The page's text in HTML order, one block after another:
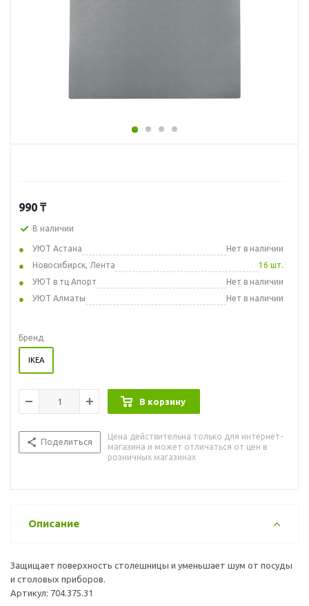
990 ₸
В наличии
УЮТ Астана
Нет в наличии
Новосибирск, Лента
16 шт.
УЮТ в тц Апорт
Нет в наличии
УЮТ Алматы
Нет в наличии
Бренд
IKEA
В корзину
Поделиться
Цена действительна только для интернет-
магазина и может отличаться от цен в
розничных магазинах
Описание
Защищает поверхность столешницы и уменьшает шум от посуды
и столовых приборов.
Артикул: 704.375.31